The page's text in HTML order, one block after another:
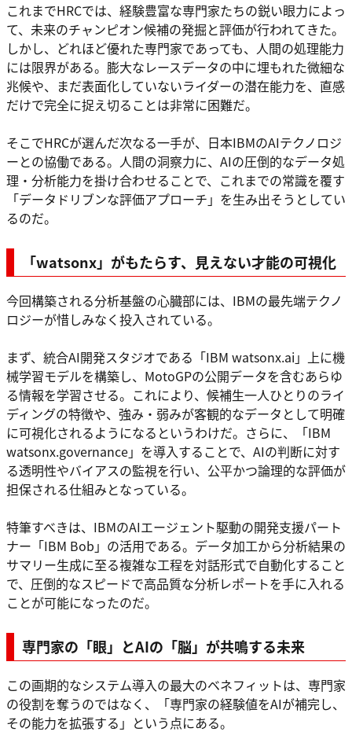
これまでHRCでは、経験豊富な専門家たちの鋭い眼力によっ
て、未来のチャンピオン候補の発掘と評価が行われてきた。
しかし、どれほど優れた専門家であっても、人間の処理能力
には限界がある。膨大なレースデータの中に埋もれた微細な
兆候や、まだ表面化していないライダーの潜在能力を、直感
だけで完全に捉え切ることは非常に困難だ。
そこでHRCが選んだ次なる一手が、日本IBMのAIテクノロジ
ーとの協働である。人間の洞察力に、AIの圧倒的なデータ処
理・分析能力を掛け合わせることで、これまでの常識を覆す
「データドリブンな評価アプローチ」を生み出そうとしてい
るのだ。
「watsonx」がもたらす、見えない才能の可視化
今回構築される分析基盤の心臓部には、IBMの最先端テクノ
ロジーが惜しみなく投入されている。
まず、統合AI開発スタジオである「IBM watsonx.ai」上に機
械学習モデルを構築し、MotoGPの公開データを含むあらゆ
る情報を学習させる。これにより、候補生一人ひとりのライ
ディングの特徴や、強み・弱みが客観的なデータとして明確
に可視化されるようになるというわけだ。さらに、「IBM
watsonx.governance」を導入することで、AIの判断に対す
る透明性やバイアスの監視を行い、公平かつ論理的な評価が
担保される仕組みとなっている。
特筆すべきは、IBMのAIエージェント駆動の開発支援パート
ナー「IBM Bob」の活用である。データ加工から分析結果の
サマリー生成に至る複雑な工程を対話形式で自動化すること
で、圧倒的なスピードで高品質な分析レポートを手に入れる
ことが可能になったのだ。
専門家の「眼」とAIの「脳」が共鳴する未来
この画期的なシステム導入の最大のベネフィットは、専門家
の役割を奪うのではなく、「専門家の経験値をAIが補完し、
その能力を拡張する」という点にある。